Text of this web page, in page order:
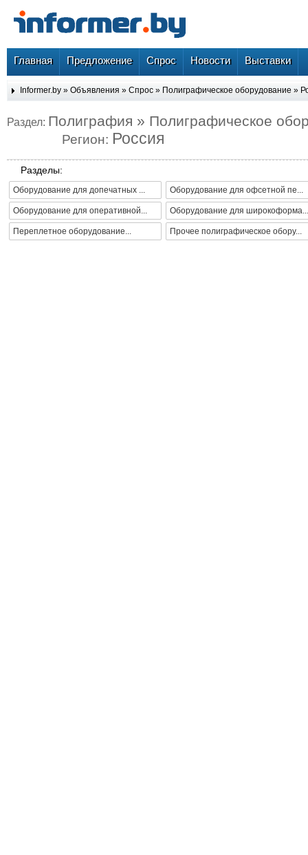
Главная Предложение Спрос Новости Выставки
Informer.by » Объявления » Спрос » Полиграфическое оборудование »
Раздел: Полиграфия » Полиграфическое
Регион: Россия
Разделы:
Оборудование для допечатных ... Оборудование для офсетной пе...
Оборудование для оперативной... Оборудование для широкоформа...
Переплетное оборудование... Прочее полиграфическое обору...